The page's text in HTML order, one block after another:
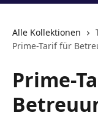
Alle Kollektionen
Prime-Tarif für
Prime-